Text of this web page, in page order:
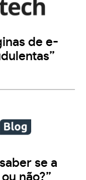
de e-
se a
não?”